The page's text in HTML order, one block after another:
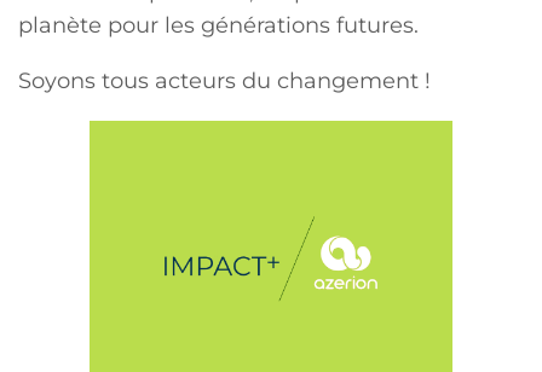
Inscrivez-
vous à
planète pour les générations futures.
Soyons tous acteurs du changement !